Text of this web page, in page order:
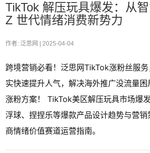
TikTok 解压玩具爆发：从
Z 世代情绪消费新势力
作者: 泛思网 | 2025-04-04
跨境营销必看！泛思网TikTok涨粉丝服
实快速提升人气，解决海外推广没流量
涨粉方案！ TikTok美区解压玩具市场爆
浮球、捏捏乐等爆款产品设计趋势与营
商情绪价值赛道运营指南。